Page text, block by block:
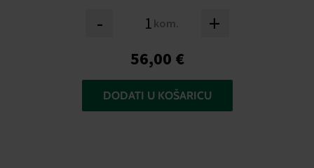
- kom. +
56,00 €
DODATI U KOŠARICU